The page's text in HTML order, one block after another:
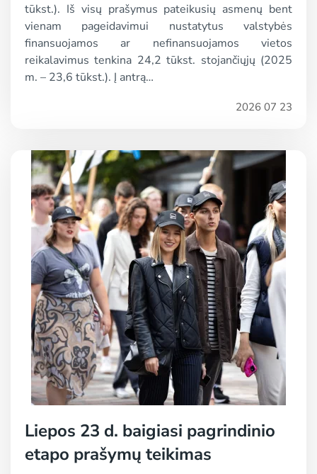
tūkst.). Iš visų prašymus pateikusių asmenų bent
vienam pageidavimui nustatytus valstybės
finansuojamos ar nefinansuojamos vietos
reikalavimus tenkina 24,2 tūkst. stojančiųjų (2025
m. – 23,6 tūkst.). Į antrą…
2026 07 23
Liepos 23 d. baigiasi pagrindinio
etapo prašymų teikimas